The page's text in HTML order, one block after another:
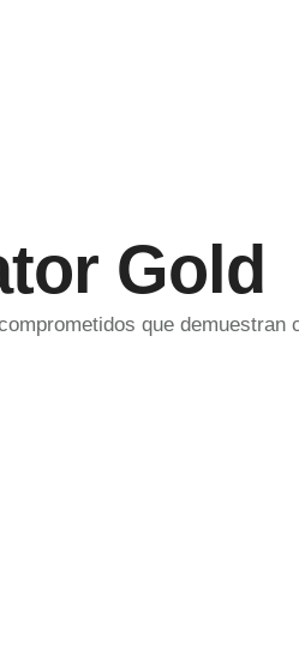
Gold
que